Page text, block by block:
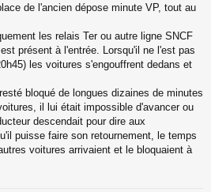
de l'ancien dépose minute VP, tout au
les relais Ter ou autre ligne SNCF
présent à l'entrée. Lorsqu'il ne l'est pas
les voitures s'engouffrent dedans et
bloqué de longues dizaines de minutes
il lui était impossible d'avancer ou
descendait pour dire aux
puisse faire son retournement, le temps
voitures arrivaient et le bloquaient à